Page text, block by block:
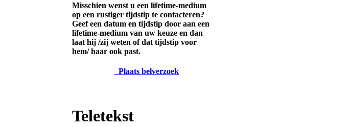
Misschien wenst u een lifetime-medium
op een rustiger tijdstip te contacteren?
Geef een datum en tijdstip door aan een
lifetime-medium van uw keuze en dan
laat hij /zij weten of dat tijdstip voor
hem/ haar ook past.
Plaats belverzoek
Teletekst